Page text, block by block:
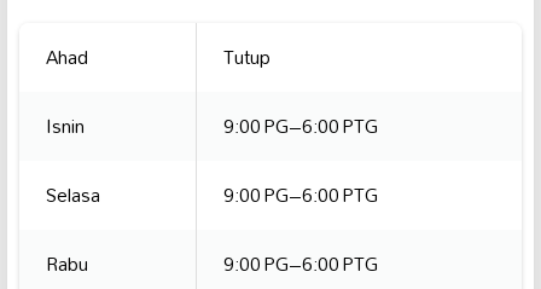
Ahad
Tutup
Isnin
9:00 PG–6:00 PTG
Selasa
9:00 PG–6:00 PTG
Rabu
9:00 PG–6:00 PTG